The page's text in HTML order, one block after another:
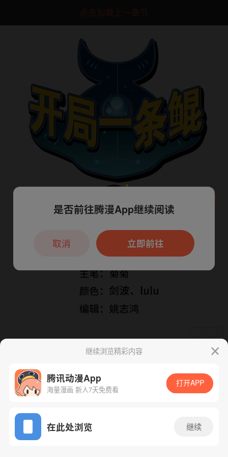
点击加载上一章节
App免费看
下一话
继续浏览精彩内容
腾讯动漫App
海量漫画 新人7天免费看
打开APP
在此处浏览 继续
本章节仅支持App阅读，可打开App新用
户7天免费看
是否前往腾漫App继续阅读
立即前往
取消